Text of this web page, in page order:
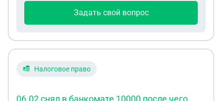
военнослужащих которые подписали контракт , (
ли это ??? Или все таки руководство таким
на перевод по своим каким то определенным
Задать свой вопрос
Налоговое право
06.02 снял в банкомате 10000 после чего